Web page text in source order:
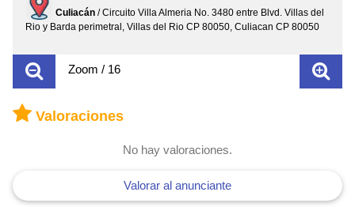
Culiacán / Circuito Villa Almeria No. 3480 entre Blvd. Villas del
Rio y Barda perimetral, Villas del Rio CP 80050, Culiacan CP 80050
Zoom / 16
Valoraciones
No hay valoraciones.
Valorar al anunciante